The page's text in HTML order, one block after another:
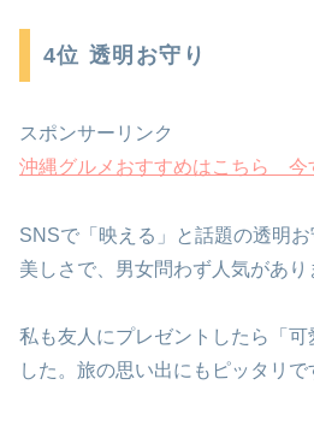
4位 透明お守り
スポンサーリンク
沖縄グルメおすすめはこちら 今
SNSで「映える」と話題の透明
美しさで、男女問わず人気があり
私も友人にプレゼントしたら「可
した。旅の思い出にもピッタリで